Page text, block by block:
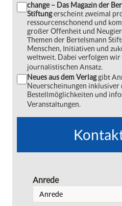
change – Das Magazin der
Stiftungerscheint zweimal
ressourcenschonend und
großer Offenheit und
Themen der Bertelsmann
Menschen, Initiativen und
weltweit. Dabei verfolgen
journalistischen Ansatz.
Neues aus dem Verlaggibt
Neuerscheinungen
Bestellmöglichkeiten und
Veranstaltungen.
Anrede